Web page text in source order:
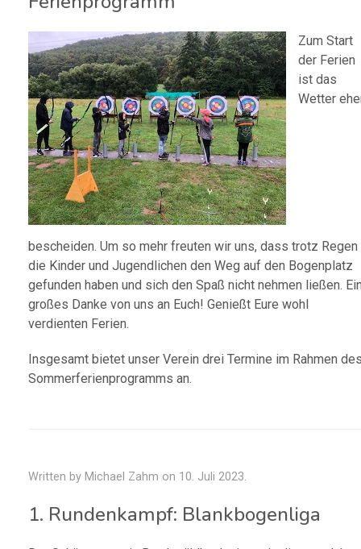
Zum Start
der Ferien
ist das
Wetter
bescheiden. Um so mehr freuten wir uns, dass trotz Regen
die Kinder und Jugendlichen den Weg auf den Bogenplatz
gefunden haben und sich den Spaß nicht nehmen ließen.
großes Danke von uns an Euch! Genießt Eure wohl
verdienten Ferien.
Insgesamt bietet unser Verein drei Termine im Rahmen
Sommerferienprogramms an.
Written by Michael Zahm on 10. Juli 2023.
1. Rundenkampf: Blankbogenliga